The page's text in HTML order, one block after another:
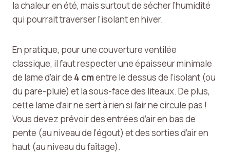
la chaleur en été, mais surtout de sécher l’humidité
qui pourrait traverser l’isolant en hiver.
En pratique, pour une couverture ventilée
classique, il faut respecter une épaisseur minimale
de lame d’air de 4 cmentre le dessus de l’isolant (ou
du pare-pluie) et la sous-face des liteaux. De plus,
cette lame d’air ne sert à rien si l’air ne circule pas !
Vous devez prévoir des entrées d’air en bas de
pente (au niveau de l’égout) et des sorties d’air en
haut (au niveau du faîtage).